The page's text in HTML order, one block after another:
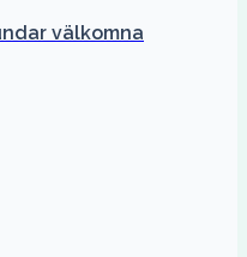
välkomna